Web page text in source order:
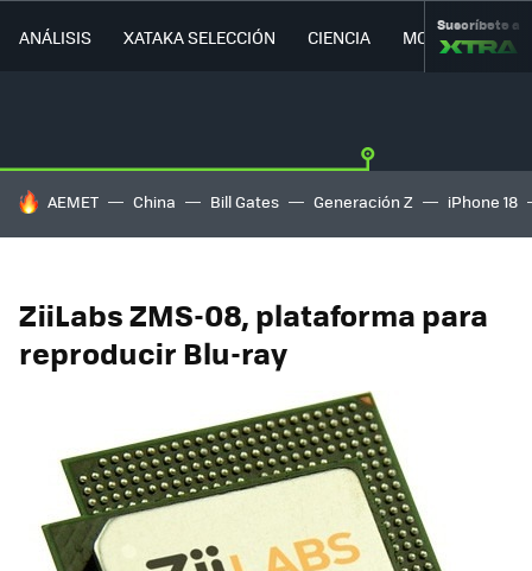
ANÁLISIS XATAKA SELECCIÓN CIENCIA MOVILIDAD
Suscríbete a
HOY SE HABLA DE
AEMET China Bill Gates Generación Z iPhone 18
ZiiLabs ZMS-08, plataforma para
reproducir Blu-ray